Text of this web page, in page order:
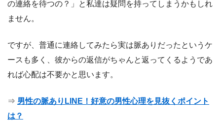
の連絡を待つの？」と私達は疑問を持ってしまうかもしれ
ません。
ですが、普通に連絡してみたら実は脈ありだったというケ
ースも多く、彼からの返信がちゃんと返ってくるようであ
れば心配は不要かと思います。
⇒ 男性の脈ありLINE！好意の男性心理を見抜くポイント
は？